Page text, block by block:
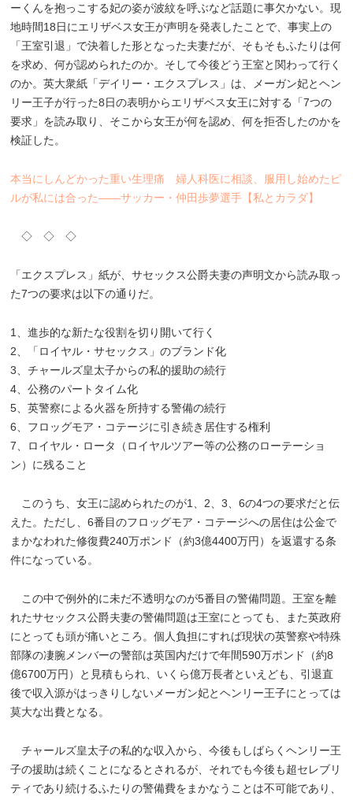
ーくんを抱っこする妃の姿が波紋を呼ぶなど話題に事欠かない。現
地時間18日にエリザベス女王が声明を発表したことで、事実上の
「王室引退」で決着した形となった夫妻だが、そもそもふたりは何
を求め、何が認められたのか。そして今後どう王室と関わって行く
のか。英大衆紙「デイリー・エクスプレス」は、メーガン妃とヘン
リー王子が行った8日の表明からエリザベス女王に対する「7つの
要求」を読み取り、そこから女王が何を認め、何を拒否したのかを
検証した。
本当にしんどかった重い生理痛 婦人科医に相談、服用し始めたピ
ルが私には合った――サッカー・仲田歩夢選手【私とカラダ】
◇ ◇ ◇
「エクスプレス」紙が、サセックス公爵夫妻の声明文から読み取っ
た7つの要求は以下の通りだ。
1、進歩的な新たな役割を切り開いて行く
2、「ロイヤル・サセックス」のブランド化
3、チャールズ皇太子からの私的援助の続行
4、公務のパートタイム化
5、英警察による火器を所持する警備の続行
6、フロッグモア・コテージに引き続き居住する権利
7、ロイヤル・ロータ（ロイヤルツアー等の公務のローテーショ
ン）に残ること
このうち、女王に認められたのが1、2、3、6の4つの要求だと伝
えた。ただし、6番目のフロッグモア・コテージへの居住は公金で
まかなわれた修復費240万ポンド（約3億4400万円）を返還する条
件になっている。
この中で例外的に未だ不透明なのが5番目の警備問題。王室を離
れたサセックス公爵夫妻の警備問題は王室にとっても、また英政府
にとっても頭が痛いところ。個人負担にすれば現状の英警察や特殊
部隊の凄腕メンバーの警部は英国内だけで年間590万ポンド（約8
億6700万円）と見積もられ、いくら億万長者といえども、引退直
後で収入源がはっきりしないメーガン妃とヘンリー王子にとっては
莫大な出費となる。
チャールズ皇太子の私的な収入から、今後もしばらくヘンリー王
子の援助は続くことになるとされるが、それでも今後も超セレブリ
ティであり続けるふたりの警備費をまかなうことは不可能であり、